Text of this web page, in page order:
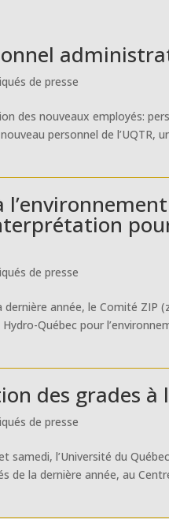
de presse
des nouveaux employés:
personnel de l’UQTR,
de presse
dernière année, le Comité ZIP
Québec pour
des grades à
de presse
samedi, l’Université du
de la dernière année, au